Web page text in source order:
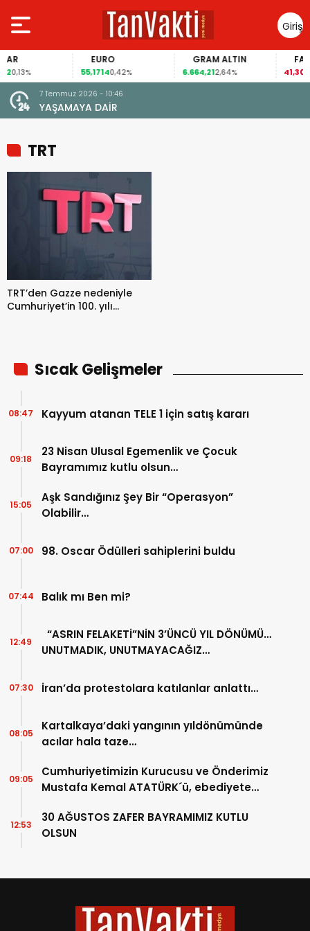
Giriş
Yap
0,13%
EURO
55,17140,42%
GRAM ALTIN
6.664,212,64%
FAİZ
41,30-
7 Temmuz 2026 - 10:46
YAŞAMAYA DAİR
TRT
TRT’den Gazze nedeniyle
Cumhuriyet’in 100. yılı
Sıcak Gelişmeler
Kayyum atanan TELE 1 için satış kararı
08:47
23 Nisan Ulusal Egemenlik ve Çocuk
Bayramımız kutlu olsun…
09:18
Aşk Sandığınız Şey Bir “Operasyon”
Olabilir…
15:05
98. Oscar Ödülleri sahiplerini buldu
07:00
Balık mı Ben mi?
07:44
“ASRIN FELAKETİ”NİN 3’ÜNCÜ YIL DÖNÜMÜ…
UNUTMADIK, UNUTMAYACAĞIZ…
12:49
İran’da protestolara katılanlar anlattı…
07:30
Kartalkaya’daki yangının yıldönümünde
acılar hala taze…
08:05
Cumhuriyetimizin Kurucusu ve Önderimiz
Mustafa Kemal ATATÜRK´ü, ebediyete
09:05
30 AĞUSTOS ZAFER BAYRAMIMIZ KUTLU
OLSUN
12:53